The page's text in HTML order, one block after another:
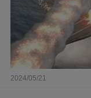
2024/05/21